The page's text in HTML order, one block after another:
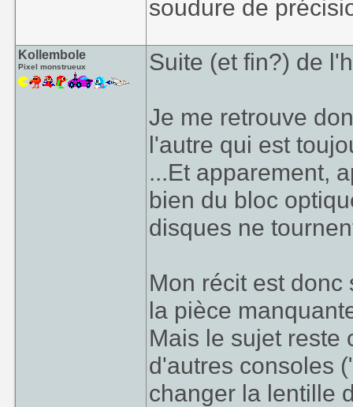
soudure de
Kollembole
Pixel monstrueux Suite (et fin?) de
Je me retrouve
l'autre qui est
...Et apparement,
bien du bloc
disques ne
Mon récit est
la pièce
Mais le sujet reste
d'autres consoles
changer la lentille